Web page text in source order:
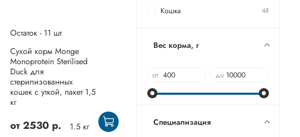
Остаток - 11 шт
Сухой корм Monge
Monoprotein Sterilised
Duck для
стерилизованных
кошек с уткой, пакет 1,5
кг
от 2530 р. 1.5 кг
Кошка 48
Вес корма, г
от до
Специализация